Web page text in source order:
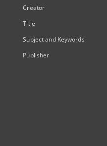
Creator
Title
Subject and Keywords
Publisher